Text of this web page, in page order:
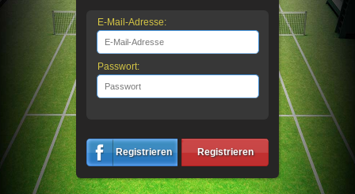
E-Mail-Adresse:
Passwort:
Registrieren Registrieren